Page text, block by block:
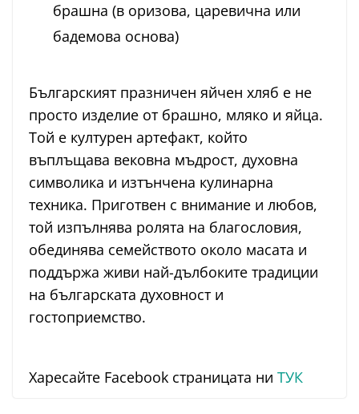
брашна (в оризова, царевична или
бадемова основа)
Българският празничен яйчен хляб е не
просто изделие от брашно, мляко и яйца.
Той е културен артефакт, който
въплъщава вековна мъдрост, духовна
символика и изтънчена кулинарна
техника. Приготвен с внимание и любов,
той изпълнява ролята на благословия,
обединява семейството около масата и
поддържа живи най-дълбоките традиции
на българската духовност и
гостоприемство.
Харесайте Facebook страницата ни ТУК